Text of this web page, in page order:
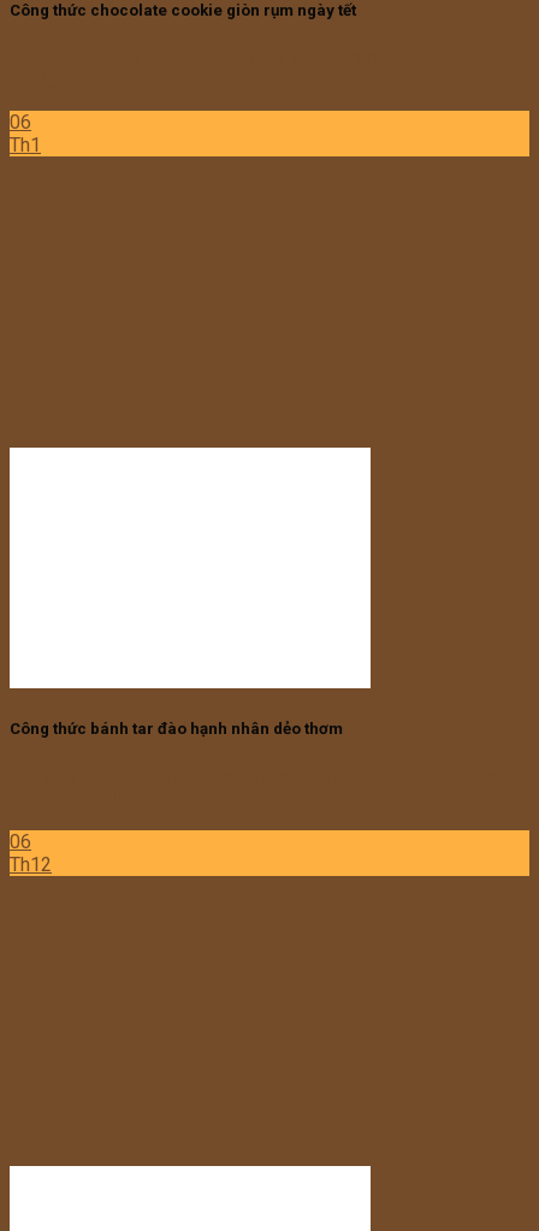
Công thức chocolate cookie giòn rụm ngày tết
06
Th1
Công thức bánh tar đào hạnh nhân dẻo thơm
06
Th12